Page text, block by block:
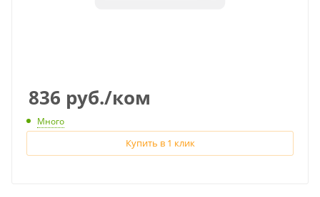
836 руб./ком
Много
Купить в 1 клик